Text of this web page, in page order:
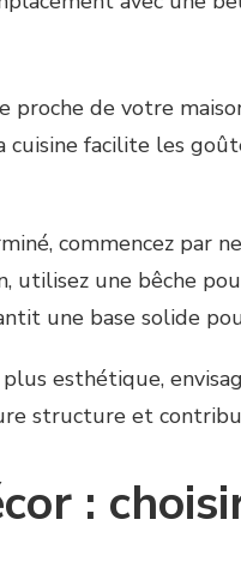
proche de votre
cuisine facilite les
commencez par
utilisez une bêche
une base solide
esthétique,
structure et
: